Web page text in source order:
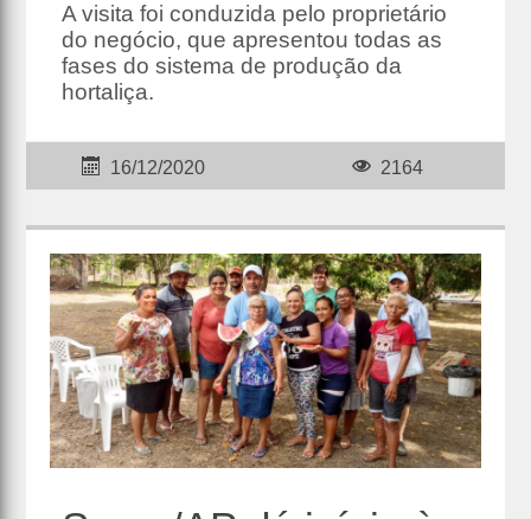
A visita foi conduzida pelo proprietário
do negócio, que apresentou todas as
fases do sistema de produção da
hortaliça.
16/12/2020 2164